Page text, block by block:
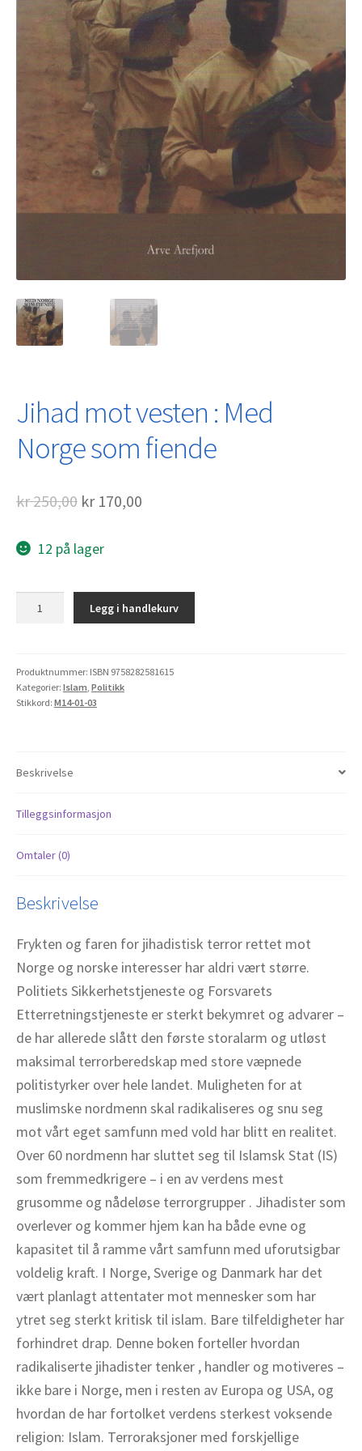
Jihad mot vesten : Med
Norge som fiende
kr250,00 Opprinnelig
var:
kr170,00Nåværende
12 på lager
Med
Norge
som
Legg i handlekurv
Produktnummer: ISBN 9758282581615
Kategorier: Islam, Politikk
Stikkord: M14-01-03
Beskrivelse
Tilleggsinformasjon
Omtaler (0)
Beskrivelse
Frykten og faren for jihadistisk terror rettet mot
Norge og norske interesser har aldri vært større.
Politiets Sikkerhetstjeneste og Forsvarets
Etterretningstjeneste er sterkt bekymret og advarer –
de har allerede slått den første storalarm og utløst
maksimal terrorberedskap med store væpnede
politistyrker over hele landet. Muligheten for at
muslimske nordmenn skal radikaliseres og snu seg
mot vårt eget samfunn med vold har blitt en realitet.
Over 60 nordmenn har sluttet seg til Islamsk Stat (IS)
som fremmedkrigere – i en av verdens mest
grusomme og nådeløse terrorgrupper . Jihadister som
overlever og kommer hjem kan ha både evne og
kapasitet til å ramme vårt samfunn med uforutsigbar
voldelig kraft. I Norge, Sverige og Danmark har det
vært planlagt attentater mot mennesker som har
ytret seg sterkt kritisk til islam. Bare tilfeldigheter har
forhindret drap. Denne boken forteller hvordan
radikaliserte jihadister tenker , handler og motiveres –
ikke bare i Norge, men i resten av Europa og USA, og
hvordan de har fortolket verdens sterkest voksende
religion: Islam. Terroraksjoner med forskjellige